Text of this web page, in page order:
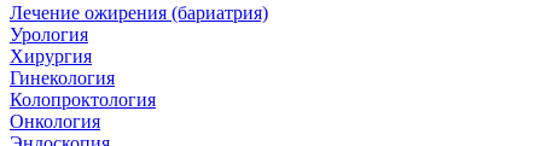
Лечение ожирения (бариатрия)
Урология
Хирургия
Гинекология
Колопроктология
Онкология